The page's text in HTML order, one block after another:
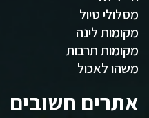
מסלולי טיול
מקומות לינה
מקומות תרבות
משהו לאכול
אתרים חשובים